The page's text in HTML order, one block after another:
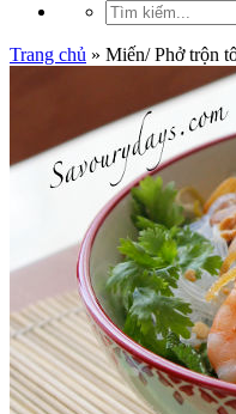
Trang chủ » Miến/ Phở trộn